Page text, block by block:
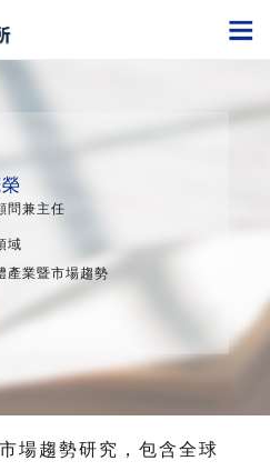
問兼主任
域
產業暨市場趨勢
場趨勢研究，包含全球